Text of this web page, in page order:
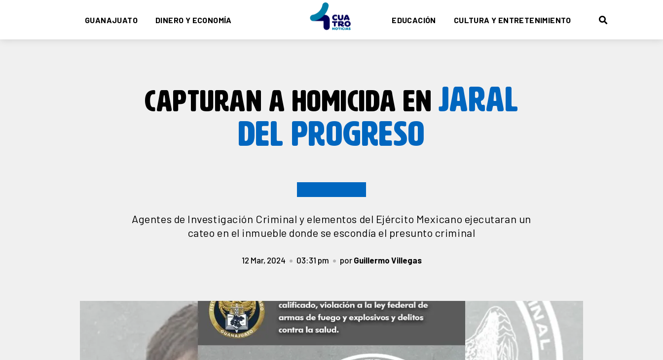
GUANAJUATO DINERO Y ECONOMÍA EDUCACIÓN CULTURA Y ENTRETENIMIENTO
CAPTURAN A HOMICIDA EN JARAL
DEL PROGRESO
Agentes de Investigación Criminal y elementos del Ejército Mexicano ejecutaran un
cateo en el inmueble donde se escondía el presunto criminal
12 Mar, 2024 03:31 pm por Guillermo Villegas